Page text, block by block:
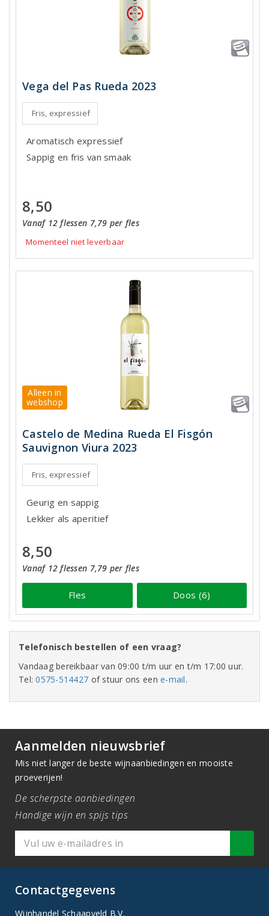
Vega del Pas Rueda 2023
Fris, expressief
Aromatisch expressief
Sappig en fris van smaak
8,50
Vanaf 12 flessen 7,79 per fles
Momenteel niet leverbaar
Alleen in
webshop
Castelo de Medina Rueda El Fisgón
Sauvignon Viura 2023
Fris, expressief
Geurig en sappig
Lekker als aperitief
8,50
Vanaf 12 flessen 7,79 per fles
Fles Doos (6)
Telefonisch bestellen of een vraag?
Vandaag bereikbaar van 09:00 t/m uur en t/m 17:00 uur.
Tel:0575-514427 of stuur ons eene-mail.
Aanmelden nieuwsbrief
Mis niet langer de beste wijnaanbiedingen en mooiste
proeverijen!
De scherpste aanbiedingen
Handige wijn en spijs tips
Contactgegevens
Wijnhandel Schaapveld B.V.